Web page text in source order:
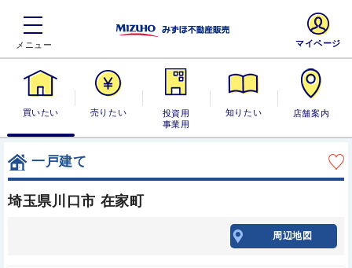
買いたい 売りたい
投資用・事業
用
知りたい 店舗案内
マイページ
一戸建て
埼玉県川口市 在家町
周辺地図